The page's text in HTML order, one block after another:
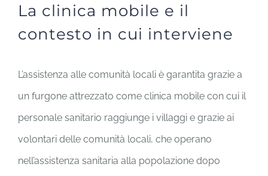
La clinica mobile e il
contesto in cui interviene
L’assistenza alle comunità locali è garantita grazie a
un furgone attrezzato come clinica mobile con cui il
personale sanitario raggiunge i villaggi e grazie ai
volontari delle comunità locali, che operano
nell’assistenza sanitaria alla popolazione dopo